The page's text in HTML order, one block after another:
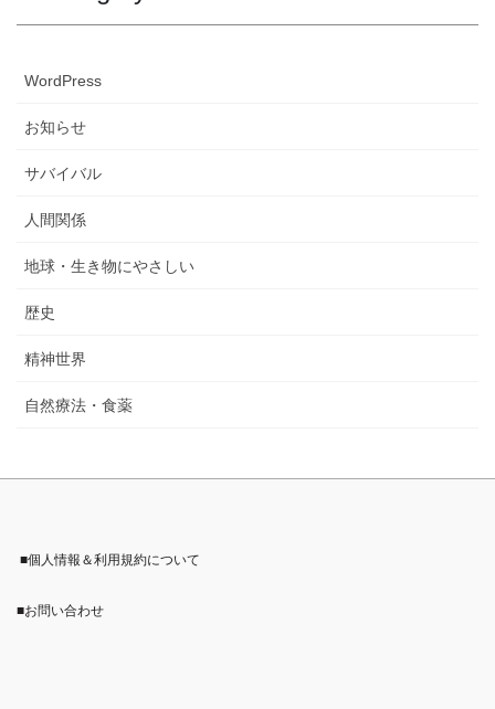
WordPress
お知らせ
サバイバル
人間関係
地球・生き物にやさしい
歴史
精神世界
自然療法・食薬
■個人情報＆利用規約について
■お問い合わせ